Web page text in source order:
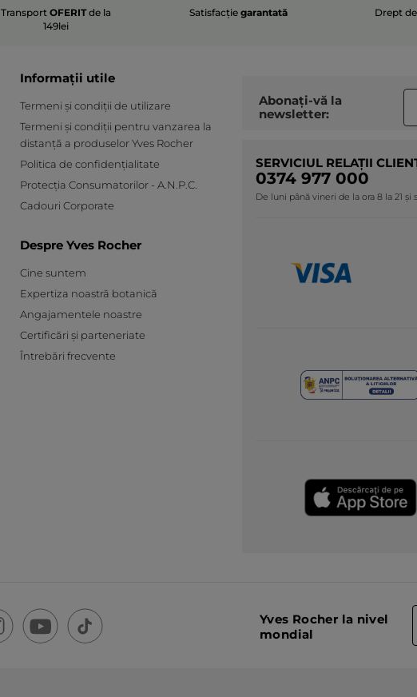
Transport OFERITde la
149lei
Satisfacțiegarantată Drept de
Informații utile
Termeni și condiții de utilizare
Termeni și condiții pentru vanzarea la
distanță a produselor Yves Rocher
Politica de confidențialitate
Protecția Consumatorilor - A.N.P.C.
Cadouri Corporate
Despre Yves Rocher
Cine suntem
Expertiza noastră botanică
Angajamentele noastre
Certificări și parteneriate
Întrebări frecvente
Abonați-vă la
newsletter:
SERVICIUL RELAȚII
0374 977 000
De luni până vineri de la ora 8 la 21 și
Yves Rocher la nivel
mondial